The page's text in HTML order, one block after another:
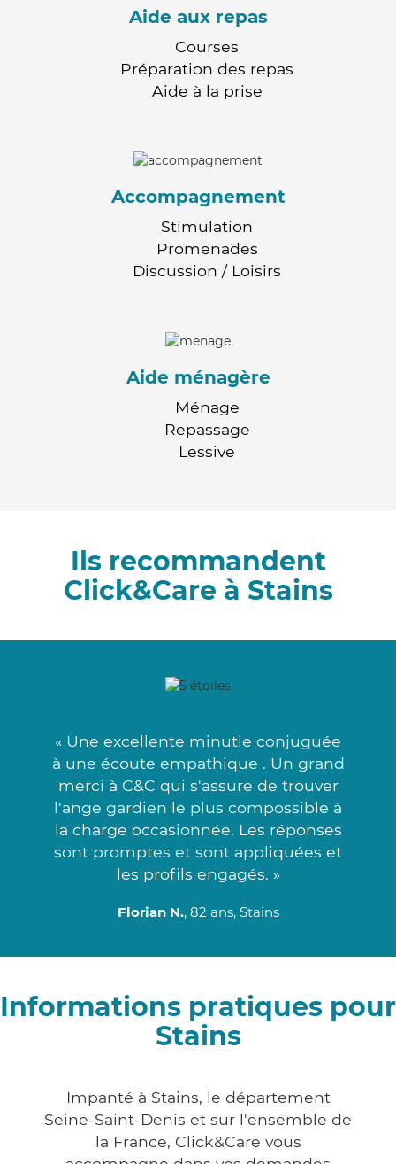
Aide aux repas
Courses
Préparation des repas
Aide à la prise
Accompagnement
Stimulation
Promenades
Discussion / Loisirs
Aide ménagère
Ménage
Repassage
Lessive
Ils recommandent
Click&Care à Stains
« Une excellente minutie conjuguée
à une écoute empathique . Un grand
merci à C&C qui s'assure de trouver
l'ange gardien le plus compossible à
la charge occasionnée. Les réponses
sont promptes et sont appliquées et
les profils engagés. »
Florian N., 82 ans, Stains
Informations pratiques pour
Stains
Impanté à Stains, le département
Seine-Saint-Denis et sur l'ensemble de
la France, Click&Care vous